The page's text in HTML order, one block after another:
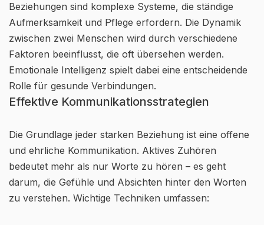
Beziehungen sind komplexe Systeme, die ständige
Aufmerksamkeit und Pflege erfordern. Die Dynamik
zwischen zwei Menschen wird durch verschiedene
Faktoren beeinflusst, die oft übersehen werden.
Emotionale Intelligenz spielt dabei eine entscheidende
Rolle für gesunde Verbindungen.
Effektive Kommunikationsstrategien
Die Grundlage jeder starken Beziehung ist eine offene
und ehrliche Kommunikation. Aktives Zuhören
bedeutet mehr als nur Worte zu hören – es geht
darum, die Gefühle und Absichten hinter den Worten
zu verstehen. Wichtige Techniken umfassen: